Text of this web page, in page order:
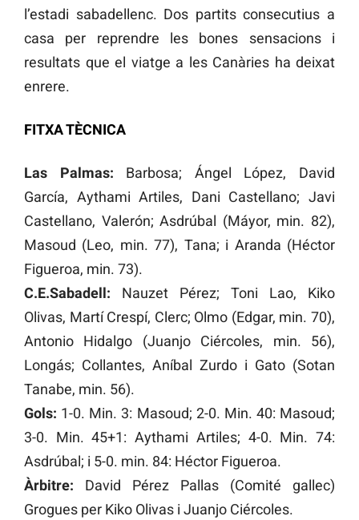
l’estadi sabadellenc. Dos partits consecutius a
casa per reprendre les bones sensacions i
resultats que el viatge a les Canàries ha deixat
enrere.
FITXA TÈCNICA
Las Palmas: Barbosa; Ángel López, David
García, Aythami Artiles, Dani Castellano; Javi
Castellano, Valerón; Asdrúbal (Máyor, min. 82),
Masoud (Leo, min. 77), Tana; i Aranda (Héctor
Figueroa, min. 73).
C.E.Sabadell: Nauzet Pérez; Toni Lao, Kiko
Olivas, Martí Crespí, Clerc; Olmo (Edgar, min. 70),
Antonio Hidalgo (Juanjo Ciércoles, min. 56),
Longás; Collantes, Aníbal Zurdo i Gato (Sotan
Tanabe, min. 56).
Gols: 1-0. Min. 3: Masoud; 2-0. Min. 40: Masoud;
3-0. Min. 45+1: Aythami Artiles; 4-0. Min. 74:
Asdrúbal; i 5-0. min. 84: Héctor Figueroa.
Àrbitre: David Pérez Pallas (Comité gallec)
Grogues per Kiko Olivas i Juanjo Ciércoles.